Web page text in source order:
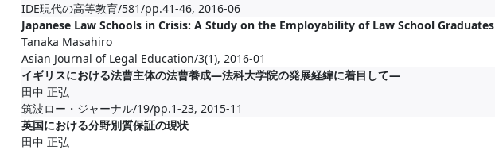
IDE現代の高等教育/581/pp.41-46, 2016-06
Japanese Law Schools in Crisis: A Study on the Employability of Law School Graduates
Tanaka Masahiro
Asian Journal of Legal Education/3(1), 2016-01
イギリスにおける法曹主体の法曹養成―法科大学院の発展経緯に着目して―
田中 正弘
筑波ロー・ジャーナル/19/pp.1-23, 2015-11
英国における分野別質保証の現状
田中 正弘